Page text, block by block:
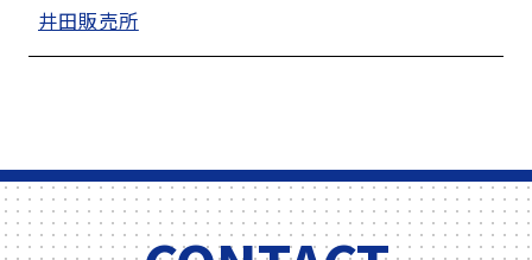
井田販売所